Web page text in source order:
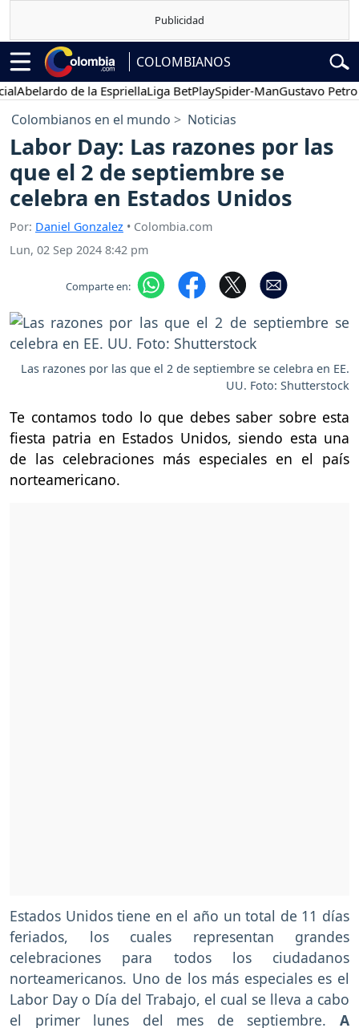
COLOMBIANOS
de la EspriellaLiga BetPlaySpider-ManGustavo Petro
Colombianos en el mundo Noticias
Labor Day: Las razones por las
que el 2 de septiembre se
celebra en Estados Unidos
Por: Daniel Gonzalez • Colombia.com
Lun, 02 Sep 2024 8:42 pm
Comparte en:
Las razones por las que el 2 de septiembre se celebra en EE.
UU. Foto: Shutterstock
Te contamos todo lo que debes saber sobre esta
fiesta patria en Estados Unidos, siendo esta una
de las celebraciones más especiales en el país
norteamericano.
Estados Unidos tiene en el año un total de 11 días
feriados, los cuales representan grandes
celebraciones para todos los ciudadanos
norteamericanos. Uno de los más especiales es el
Labor Day o Día del Trabajo, el cual se lleva a cabo
el primer lunes del mes de septiembre. A